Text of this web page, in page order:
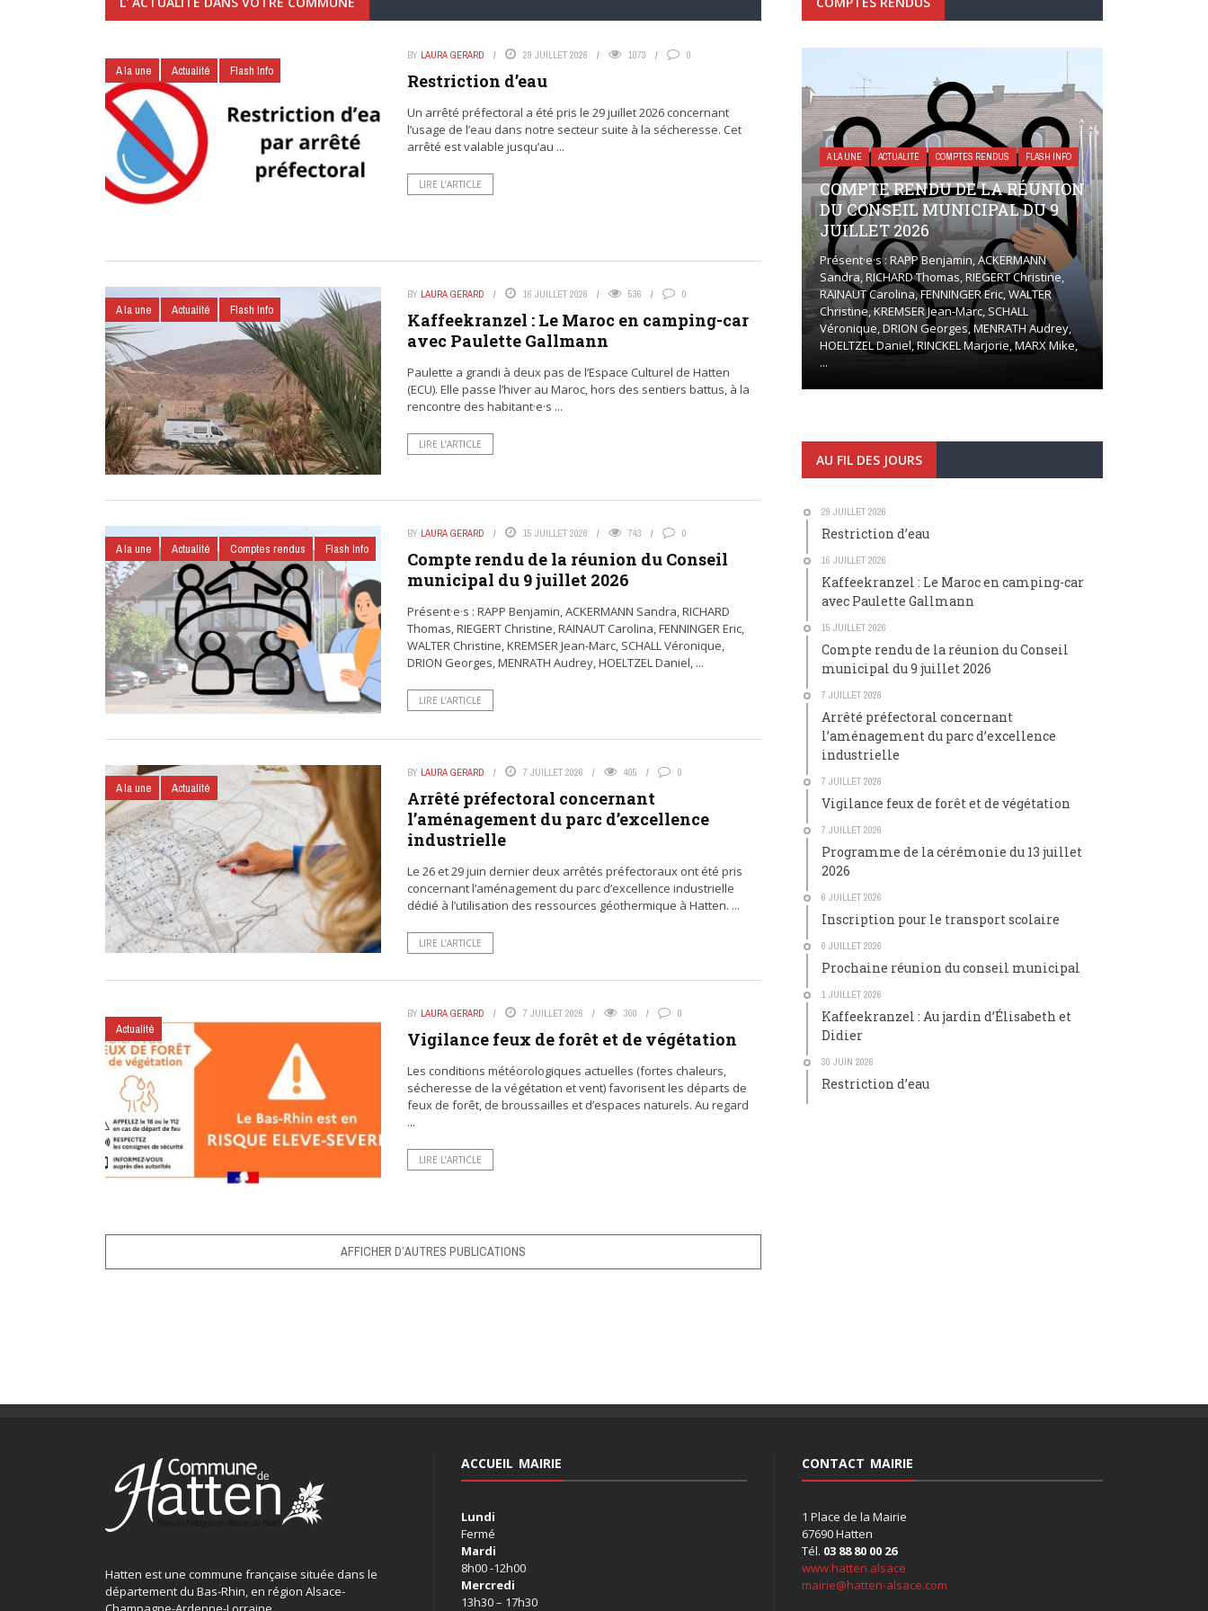
A la une Actualité Flash Info
BY LAURA GERARD 29 JUILLET 2026 1073 0
Restriction d’eau
Un arrêté préfectoral a été pris le 29 juillet 2026 concernant
l’usage de l’eau dans notre secteur suite à la sécheresse. Cet
arrêté est valable jusqu’au ...
LIRE L’ARTICLE
A la une Actualité Flash Info
BY LAURA GERARD 16 JUILLET 2026 536 0
Kaffeekranzel : Le Maroc en camping-car
avec Paulette Gallmann
Paulette a grandi à deux pas de l’Espace Culturel de Hatten
(ECU). Elle passe l’hiver au Maroc, hors des sentiers battus, à la
rencontre des habitant·e·s ...
LIRE L’ARTICLE
A la une Actualité Comptes rendus Flash Info
BY LAURA GERARD 15 JUILLET 2026 743 0
Compte rendu de la réunion du Conseil
municipal du 9 juillet 2026
Présent·e·s : RAPP Benjamin, ACKERMANN Sandra, RICHARD
Thomas, RIEGERT Christine, RAINAUT Carolina, FENNINGER Eric,
WALTER Christine, KREMSER Jean-Marc, SCHALL Véronique,
DRION Georges, MENRATH Audrey, HOELTZEL Daniel, ...
LIRE L’ARTICLE
A la une Actualité
BY LAURA GERARD 7 JUILLET 2026 405 0
Arrêté préfectoral concernant
l’aménagement du parc d’excellence
industrielle
Le 26 et 29 juin dernier deux arrêtés préfectoraux ont été pris
concernant l’aménagement du parc d’excellence industrielle
dédié à l’utilisation des ressources géothermique à Hatten. ...
LIRE L’ARTICLE
Actualité
BY LAURA GERARD 7 JUILLET 2026 300 0
Vigilance feux de forêt et de végétation
Les conditions météorologiques actuelles (fortes chaleurs,
sécheresse de la végétation et vent) favorisent les départs de
feux de forêt, de broussailles et d’espaces naturels. Au regard
...
LIRE L’ARTICLE
AFFICHER D’AUTRES PUBLICATIONS
A LA UNE ACTUALITÉ COMPTES RENDUS FLASH INFO
COMPTE RENDU DE LA RÉUNION
DU CONSEIL MUNICIPAL DU 9
JUILLET 2026
Présent·e·s : RAPP Benjamin, ACKERMANN
Sandra, RICHARD Thomas, RIEGERT Christine,
RAINAUT Carolina, FENNINGER Eric, WALTER
Christine, KREMSER Jean-Marc, SCHALL
Véronique, DRION Georges, MENRATH Audrey,
HOELTZEL Daniel, RINCKEL Marjorie, MARX Mike,
...
AU FIL DES JOURS
29 JUILLET 2026
Restriction d’eau
16 JUILLET 2026
Kaffeekranzel : Le Maroc en camping-car
avec Paulette Gallmann
15 JUILLET 2026
Compte rendu de la réunion du Conseil
municipal du 9 juillet 2026
7 JUILLET 2026
Arrêté préfectoral concernant
l’aménagement du parc d’excellence
industrielle
7 JUILLET 2026
Vigilance feux de forêt et de végétation
7 JUILLET 2026
Programme de la cérémonie du 13 juillet
2026
6 JUILLET 2026
Inscription pour le transport scolaire
6 JUILLET 2026
Prochaine réunion du conseil municipal
1 JUILLET 2026
Kaffeekranzel : Au jardin d’Élisabeth et
Didier
30 JUIN 2026
Restriction d’eau
Hatten est une commune française située dans le
département du Bas-Rhin, en région Alsace-
ACCUEIL MAIRIE
Lundi
Fermé
Mardi
8h00 -12h00
Mercredi
13h30 – 17h30
CONTACT MAIRIE
1 Place de la Mairie
67690 Hatten
Tél. 03 88 80 00 26
www.hatten.alsace
mairie@hatten-alsace.com